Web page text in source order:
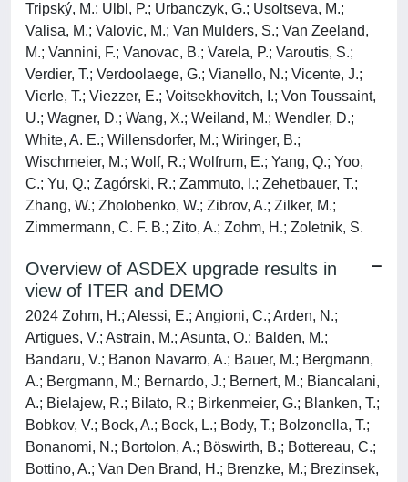
Tripský, M.; Ulbl, P.; Urbanczyk, G.; Usoltseva, M.;
Valisa, M.; Valovic, M.; Van Mulders, S.; Van Zeeland,
M.; Vannini, F.; Vanovac, B.; Varela, P.; Varoutis, S.;
Verdier, T.; Verdoolaege, G.; Vianello, N.; Vicente, J.;
Vierle, T.; Viezzer, E.; Voitsekhovitch, I.; Von Toussaint,
U.; Wagner, D.; Wang, X.; Weiland, M.; Wendler, D.;
White, A. E.; Willensdorfer, M.; Wiringer, B.;
Wischmeier, M.; Wolf, R.; Wolfrum, E.; Yang, Q.; Yoo,
C.; Yu, Q.; Zagórski, R.; Zammuto, I.; Zehetbauer, T.;
Zhang, W.; Zholobenko, W.; Zibrov, A.; Zilker, M.;
Zimmermann, C. F. B.; Zito, A.; Zohm, H.; Zoletnik, S.
Overview of ASDEX upgrade results in
view of ITER and DEMO
2024 Zohm, H.; Alessi, E.; Angioni, C.; Arden, N.;
Artigues, V.; Astrain, M.; Asunta, O.; Balden, M.;
Bandaru, V.; Banon Navarro, A.; Bauer, M.; Bergmann,
A.; Bergmann, M.; Bernardo, J.; Bernert, M.; Biancalani,
A.; Bielajew, R.; Bilato, R.; Birkenmeier, G.; Blanken, T.;
Bobkov, V.; Bock, A.; Bock, L.; Body, T.; Bolzonella, T.;
Bonanomi, N.; Bortolon, A.; Böswirth, B.; Bottereau, C.;
Bottino, A.; Van Den Brand, H.; Brenzke, M.; Brezinsek,